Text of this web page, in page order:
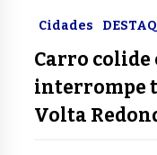
Cidades
Carro colide
interrompe
Volta